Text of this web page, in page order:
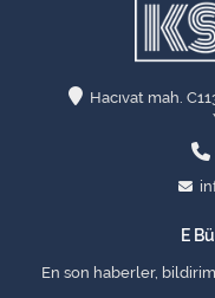
Hacıvat mah.
E
En son haberler,